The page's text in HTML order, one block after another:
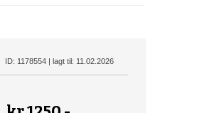
ID: 1178554 | lagt til: 11.02.2026